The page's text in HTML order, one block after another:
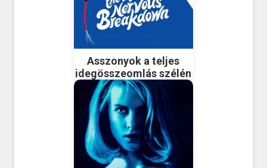
Asszonyok a teljes
idegösszeomlás szélén